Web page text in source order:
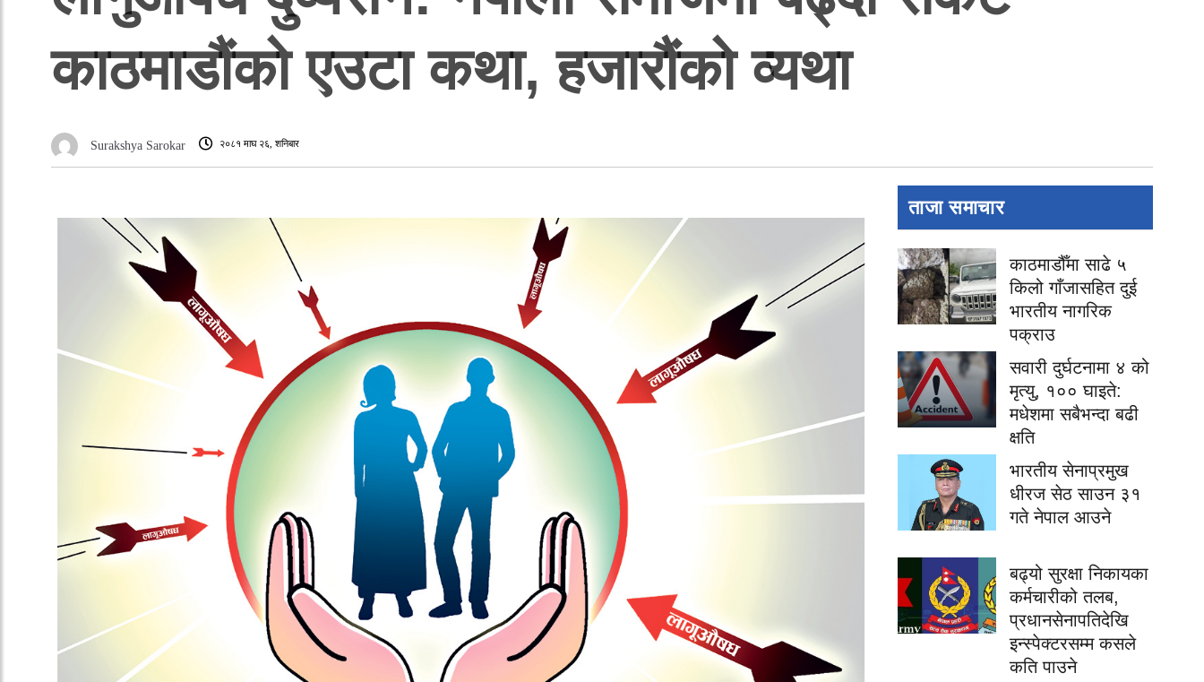
काठमाडौंको एउटा कथा, हजारौंको व्यथा
Surakshya Sarokar २०८१ माघ २६, शनिबार
ताजा समाचार
काठमाडौँमा साढे ५
किलो गाँजासहित दुई
भारतीय नागरिक
पक्राउ
सवारी दुर्घटनामा ४ को
मृत्यु, १०० घाइते:
मधेशमा सबैभन्दा बढी
क्षति
भारतीय सेनाप्रमुख
धीरज सेठ साउन ३१
गते नेपाल आउने
बढ्यो सुरक्षा निकायका
कर्मचारीको तलब,
प्रधानसेनापतिदेखि
इन्स्पेक्टरसम्म कसले
कति पाउने